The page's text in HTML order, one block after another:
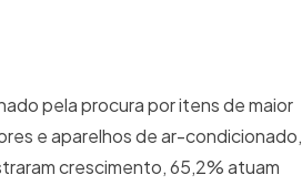
pela procura por itens de maior
e aparelhos de ar-condicionado,
crescimento, 65,2% atuam